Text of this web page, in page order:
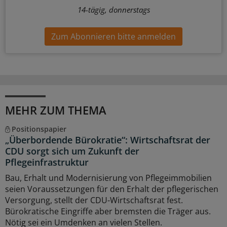
14-tägig, donnerstags
Zum Abonnieren bitte anmelden
MEHR ZUM THEMA
Positionspapier
„Überbordende Bürokratie“: Wirtschaftsrat der
CDU sorgt sich um Zukunft der
Pflegeinfrastruktur
Bau, Erhalt und Modernisierung von Pflegeimmobilien
seien Voraussetzungen für den Erhalt der pflegerischen
Versorgung, stellt der CDU-Wirtschaftsrat fest.
Bürokratische Eingriffe aber bremsten die Träger aus.
Nötig sei ein Umdenken an vielen Stellen.